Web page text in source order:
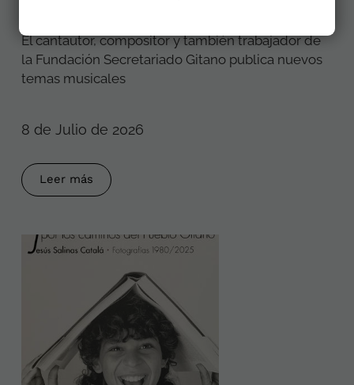
El cantautor, compositor y también trabajador de
la Fundación Secretariado Gitano publica nuevos
temas musicales
8 de Julio de 2026
Leer más